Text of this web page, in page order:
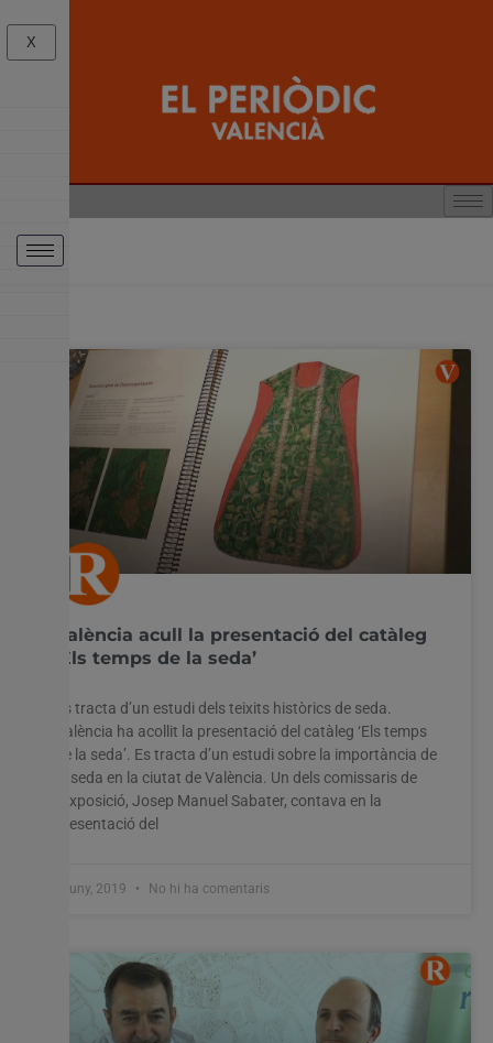
València acull la presentació del catàleg
‘Els temps de la seda’
Es tracta d’un estudi dels teixits històrics de seda.
València ha acollit la presentació del catàleg ‘Els temps
de la seda’. Es tracta d’un estudi sobre la importància de
la seda en la ciutat de València. Un dels comissaris de
l’exposició, Josep Manuel Sabater, contava en la
presentació del
5 juny, 2019 No hi ha comentaris